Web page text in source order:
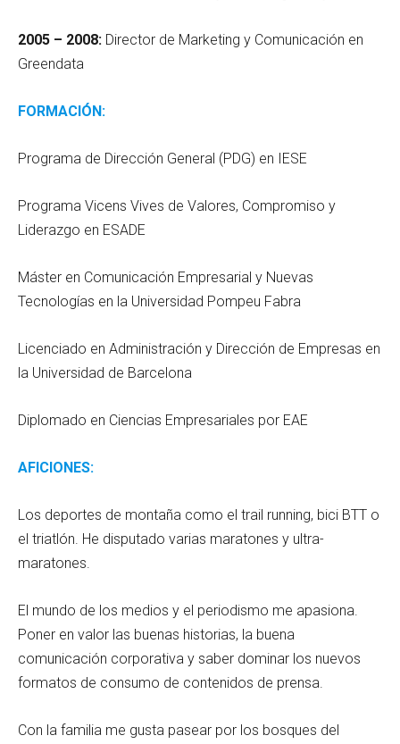
2005 – 2008: Director de Marketing y Comunicación en
Greendata
FORMACIÓN:
Programa de Dirección General (PDG) en IESE
Programa Vicens Vives de Valores, Compromiso y
Liderazgo en ESADE
Máster en Comunicación Empresarial y Nuevas
Tecnologías en la Universidad Pompeu Fabra
Licenciado en Administración y Dirección de Empresas en
la Universidad de Barcelona
Diplomado en Ciencias Empresariales por EAE
AFICIONES:
Los deportes de montaña como el trail running, bici BTT o
el triatlón. He disputado varias maratones y ultra-
maratones.
El mundo de los medios y el periodismo me apasiona.
Poner en valor las buenas historias, la buena
comunicación corporativa y saber dominar los nuevos
formatos de consumo de contenidos de prensa.
Con la familia me gusta pasear por los bosques del